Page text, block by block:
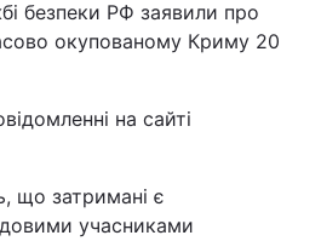
Політика
Лайт
безпеки РФ заявили про
окупованому Криму 20
на сайті
що затримані є
учасниками